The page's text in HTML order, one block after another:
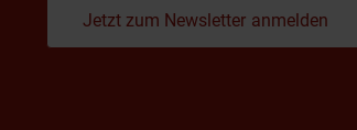
Jetzt zum Newsletter anmelden